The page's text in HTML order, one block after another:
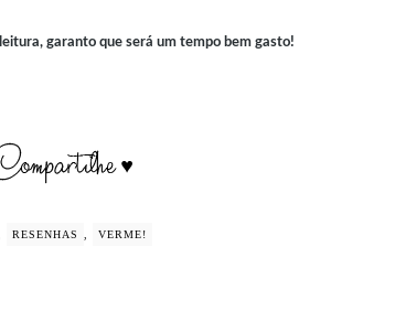
garanto que será um tempo bem gasto!
RESENHAS , VERME!